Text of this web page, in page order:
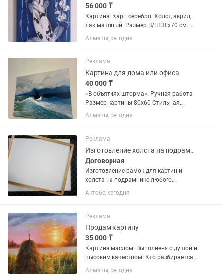
56 000 ₸
Картина: Карп серебро. Холст, акрил,
лак матовый. Размер В/Ш 30х70 см.
Выполнена на натуральном холсте
высоко устойчивыми акриловыми
потали. Покрытата лаком. Картина...
Алматы, сегодня
Реклама
Картина для дома или офиса
40 000 ₸
«В объятиях шторма». Ручная работа
Размер картины 80х60 Стильная
картина на холсте станет ярким
акцентом в любом интерьере.
насыщенными цветами и четкой
детализацией,...
Алматы, сегодня
Реклама
Изготовление холста на подрамнике.
Договорная
Изготовление рамок для картин и
холста на подрамнике любого
размера. Покраска и лакировка под
холст. Индивидуальный подход к.
Актобе, сегодня
Реклама
Продам картину
35 000 ₸
Картина маслом! Выполнена с душой и
высоким качеством! Кто разбирается в
искусстве,тот оценит мои работы!
Любитель самоучка, ежегодно
Алматы, сегодня